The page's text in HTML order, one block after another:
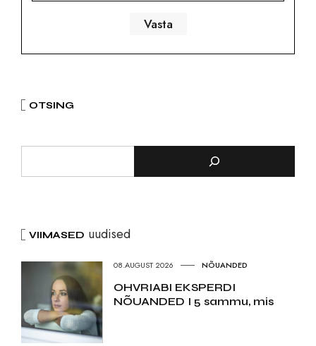
OTSING
VIIMASED uudised
08.AUGUST 2026 NÕUANDED
OHVRIABI EKSPERDI
NÕUANDED I 5 sammu, mis